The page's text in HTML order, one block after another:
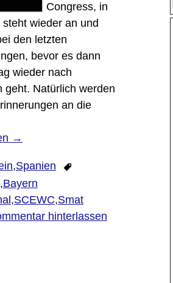
Congress, in
wieder an und
den letzten
bevor es dann
wieder nach
geht. Natürlich werden
an die
→
,Spanien
,Bayern
,SCEWC,Smat
hinterlassen